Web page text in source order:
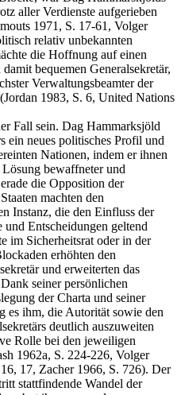
aller Verdienste aufgerieben
1971, S. 17-61, Volger
relativ unbekannten
die Hoffnung auf einen
bequemen Generalsekretär,
Verwaltungsbeamter der
1983, S. 6, United Nations
Fall sein. Dag Hammarksjöld
ein neues politisches Profil und
Nationen, indem er ihnen
bewaffneter und
die Opposition der
machten den
Instanz, die den Einfluss der
Entscheidungen geltend
im Sicherheitsrat oder in der
erhöhten den
und erweiterten das
seiner persönlichen
der Charta und seiner
es ihm, die Autorität sowie den
deutlich auszuweiten
Rolle bei den jeweiligen
1962a, S. 224-226, Volger
17, Zacher 1966, S. 726). Der
stattfindende Wandel der